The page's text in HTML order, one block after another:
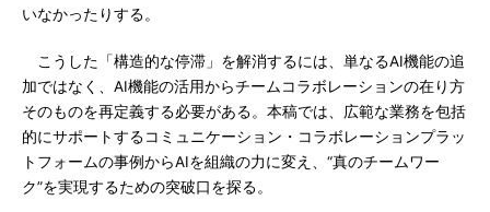
いなかったりする。
こうした「構造的な停滞」を解消するには、単なるAI機能の追
加ではなく、AI機能の活用からチームコラボレーションの在り方
そのものを再定義する必要がある。本稿では、広範な業務を包括
的にサポートするコミュニケーション・コラボレーションプラッ
トフォームの事例からAIを組織の力に変え、“真のチームワー
ク”を実現するための突破口を探る。